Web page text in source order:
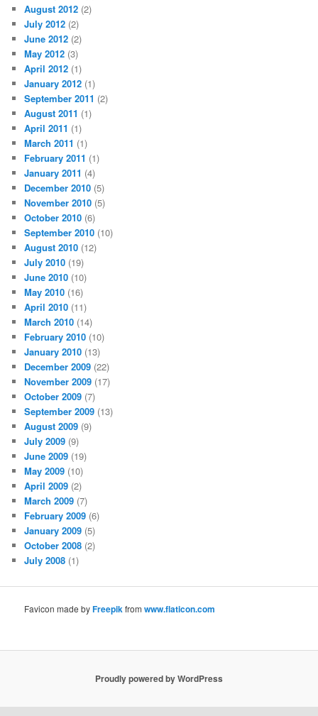
August 2012 (2)
July 2012 (2)
June 2012 (2)
May 2012 (3)
April 2012 (1)
January 2012 (1)
September 2011 (2)
August 2011 (1)
April 2011 (1)
March 2011 (1)
February 2011 (1)
January 2011 (4)
December 2010 (5)
November 2010 (5)
October 2010 (6)
September 2010 (10)
August 2010 (12)
July 2010 (19)
June 2010 (10)
May 2010 (16)
April 2010 (11)
March 2010 (14)
February 2010 (10)
January 2010 (13)
December 2009 (22)
November 2009 (17)
October 2009 (7)
September 2009 (13)
August 2009 (9)
July 2009 (9)
June 2009 (19)
May 2009 (10)
April 2009 (2)
March 2009 (7)
February 2009 (6)
January 2009 (5)
October 2008 (2)
July 2008 (1)
Favicon made byFreepikfromwww.flaticon.com
Proudly powered by WordPress